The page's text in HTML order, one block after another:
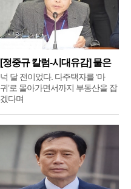
[정중규 칼럼-시대유감] 물은
배
넉 달 전이었다. 다주택자를 ‘마
귀’로 몰아가면서까지 부동산을 잡
겠다며